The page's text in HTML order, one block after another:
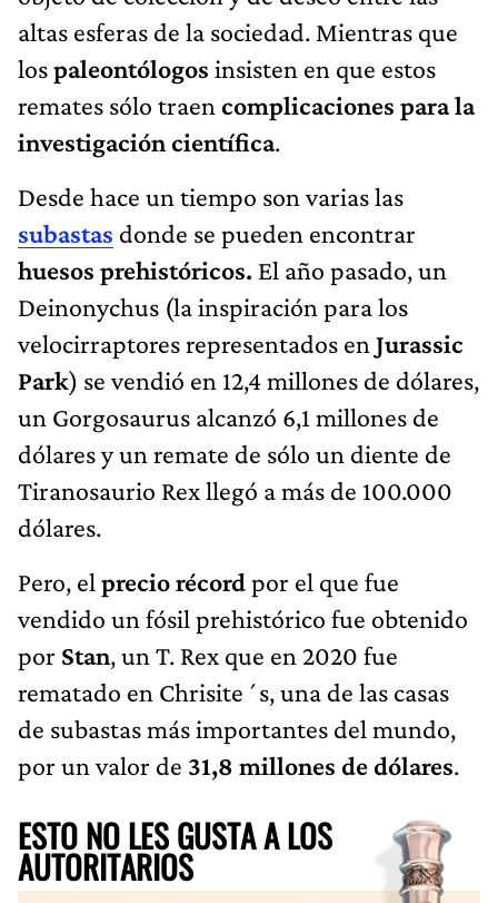
altas esferas de la sociedad. Mientras que
lospaleontólogos insisten en que estos
remates sólo traen complicaciones para la
investigación científica.
Desde hace un tiempo son varias las
subastas donde se pueden encontrar
huesos prehistóricos. El año pasado, un
Deinonychus (la inspiración para los
velocirraptores representados en Jurassic
Park) se vendió en 12,4 millones de dólares,
un Gorgosaurus alcanzó 6,1 millones de
dólares y un remate de sólo un diente de
Tiranosaurio Rex llegó a más de 100.000
dólares.
Pero, el precio récordpor el que fue
vendido un fósil prehistórico fue obtenido
por Stan, un T. Rex que en 2020 fue
rematado en Chrisite´s, una de las casas
de subastas más importantes del mundo,
por un valor de 31,8 millones de dólares.
ESTO NO LES GUSTA A LOS
AUTORITARIOS